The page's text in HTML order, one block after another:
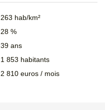
263 hab/km²
28 %
39 ans
1 853 habitants
2 810 euros / mois